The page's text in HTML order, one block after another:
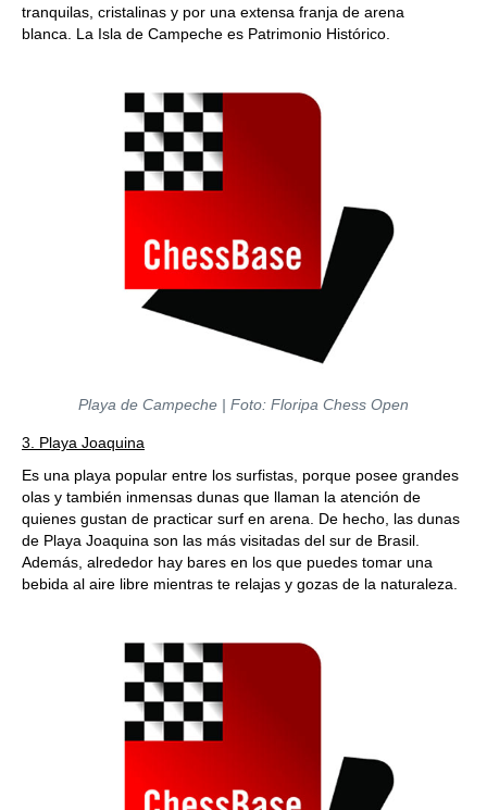
tranquilas, cristalinas y por una extensa franja de arena
blanca. La Isla de Campeche es Patrimonio Histórico.
Playa de Campeche | Foto: Floripa Chess Open
3. Playa Joaquina
Es una playa popular entre los surfistas, porque posee grandes
olas y también inmensas dunas que llaman la atención de
quienes gustan de practicar surf en arena. De hecho, las dunas
de Playa Joaquina son las más visitadas del sur de Brasil.
Además, alrededor hay bares en los que puedes tomar una
bebida al aire libre mientras te relajas y gozas de la naturaleza.